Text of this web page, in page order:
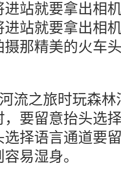
站就要拿出相
站就要拿出相
那精美的火车
之旅时玩森林
要留意抬头选
择语言通道要
易湿身。